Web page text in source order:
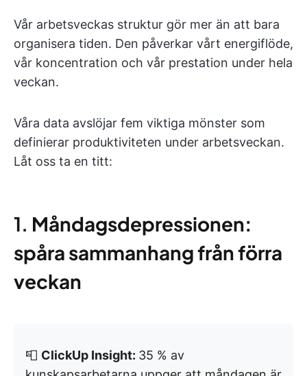
Vår arbetsveckas struktur gör mer än att bara
organisera tiden. Den påverkar vårt energiflöde,
vår koncentration och vår prestation under hela
veckan.
Våra data avslöjar fem viktiga mönster som
definierar produktiviteten under arbetsveckan.
Låt oss ta en titt:
1. Måndagsdepressionen:
spåra sammanhang från förra
veckan
📮 ClickUp Insight: 35 % av